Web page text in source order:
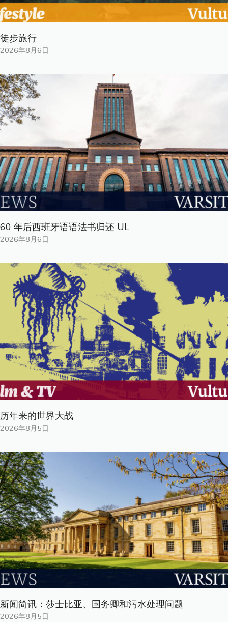
徒步旅行
2026年8月6日
60 年后西班牙语语法书归还 UL
2026年8月6日
历年来的世界大战
2026年8月5日
新闻简讯：莎士比亚、国务卿和污水处理问题
2026年8月5日